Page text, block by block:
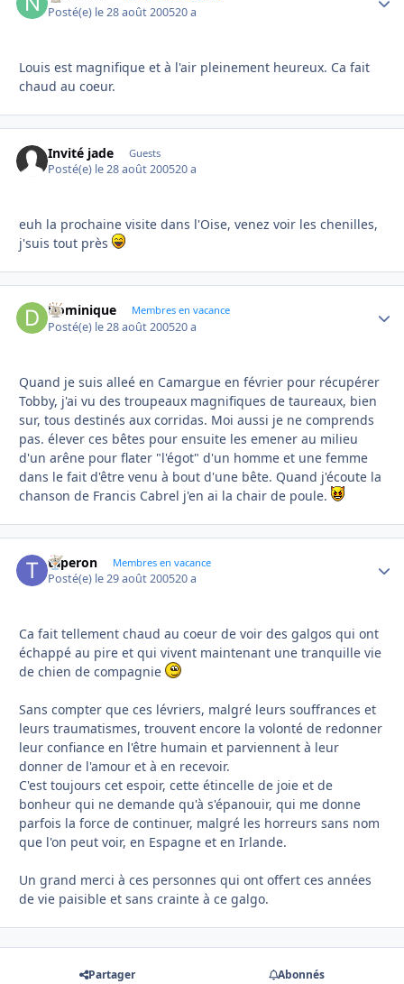
Posté(e) le 28 août 200520 a
Louis est magnifique et à l'air pleinement heureux. Ca fait
chaud au coeur.
Invité jade Guests
Posté(e) le 28 août 200520 a
euh la prochaine visite dans l'Oise, venez voir les chenilles,
j'suis tout près
Dominique Membres en vacance
Posté(e) le 28 août 200520 a
Quand je suis alleé en Camargue en février pour récupérer
Tobby, j'ai vu des troupeaux magnifiques de taureaux, bien
sur, tous destinés aux corridas. Moi aussi je ne comprends
pas. élever ces bêtes pour ensuite les emener au milieu
d'un arêne pour flater "l'égot" d'un homme et une femme
dans le fait d'être venu à bout d'une bête. Quand j'écoute la
chanson de Francis Cabrel j'en ai la chair de poule.
taperon Membres en vacance
Posté(e) le 29 août 200520 a
Ca fait tellement chaud au coeur de voir des galgos qui ont
échappé au pire et qui vivent maintenant une tranquille vie
de chien de compagnie
Sans compter que ces lévriers, malgré leurs souffrances et
leurs traumatismes, trouvent encore la volonté de redonner
leur confiance en l'être humain et parviennent à leur
donner de l'amour et à en recevoir.
C'est toujours cet espoir, cette étincelle de joie et de
bonheur qui ne demande qu'à s'épanouir, qui me donne
parfois la force de continuer, malgré les horreurs sans nom
que l'on peut voir, en Espagne et en Irlande.
Un grand merci à ces personnes qui ont offert ces années
de vie paisible et sans crainte à ce galgo.
Partager Abonnés